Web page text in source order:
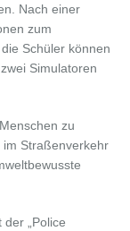
Nach einer
zum
Schüler können
Simulatoren
zu
Straßenverkehr
„Police